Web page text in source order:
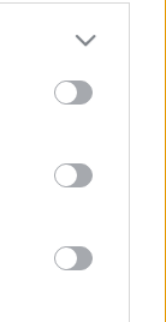
more Google
may click to
tags to
below Google
Nagyon
a nyár és
egész